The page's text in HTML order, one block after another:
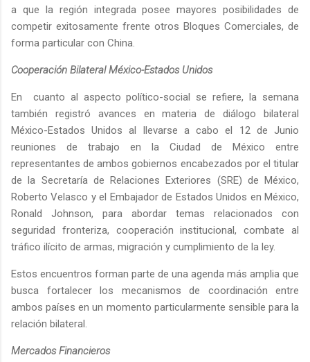
a que la región integrada posee mayores posibilidades de
competir exitosamente frente otros Bloques Comerciales, de
forma particular con China.
Cooperación Bilateral México-Estados Unidos
En cuanto al aspecto político-social se refiere, la semana
también registró avances en materia de diálogo bilateral
México-Estados Unidos al llevarse a cabo el 12 de Junio
reuniones de trabajo en la Ciudad de México entre
representantes de ambos gobiernos encabezados por el titular
de la Secretaría de Relaciones Exteriores (SRE) de México,
Roberto Velasco y el Embajador de Estados Unidos en México,
Ronald Johnson, para abordar temas relacionados con
seguridad fronteriza, cooperación institucional, combate al
tráfico ilícito de armas, migración y cumplimiento de la ley.
Estos encuentros forman parte de una agenda más amplia que
busca fortalecer los mecanismos de coordinación entre
ambos países en un momento particularmente sensible para la
relación bilateral.
Mercados Financieros